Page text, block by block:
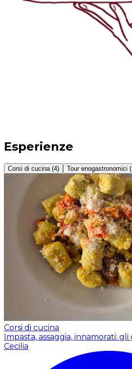
Esperienze
Corsi di cucina (4) Tour enogastronomici
Corsi di cucina
Impasta, assaggia, innamorati:
Cecilia